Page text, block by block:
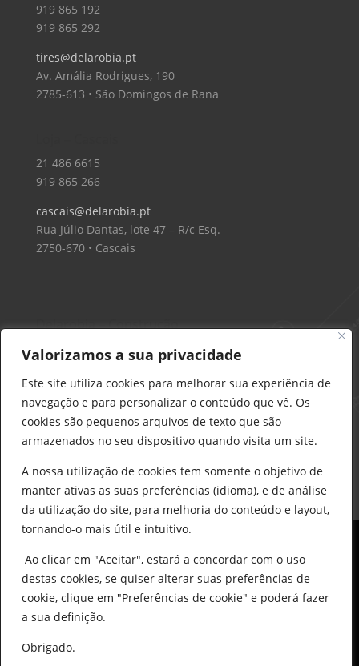
Valorizamos a sua privacidade
Este site utiliza cookies para melhorar sua experiência de
navegação e para personalizar o conteúdo que vê. Os
cookies são pequenos arquivos de texto que são
armazenados no seu dispositivo quando visita um site.
A nossa utilização de cookies tem somente o objetivo de
manter ativas as suas preferências (idioma), e de análise
da utilização do site, para melhoria do conteúdo e layout,
tornando-o mais útil e intuitivo.
Ao clicar em "Aceitar", estará a concordar com o uso
destas cookies, se quiser alterar suas preferências de
cookie, clique em "Preferências de cookie" e poderá fazer
a sua definição.
Obrigado.
919 865 192
919 865 292
tires@delarobia.pt
Av. Amália Rodrigues, 190
2785-613 • São Domingos de Rana
21 486 6615
919 865 266
cascais@delarobia.pt
Rua Júlio Dantas, lote 47 – R/c Esq.
2750-670 • Cascais
Delarobia – Construção
912 441 514
construcao@delarobia.pt
R. António Andrade, 1171
2820-287 • Charneca de Caparica
© All Copyright 2025 by Delarobia.pt